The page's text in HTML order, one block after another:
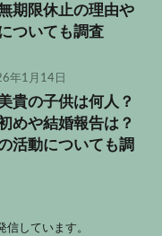
期限休止の理由や
ついても調査
年1月14日
貴の子供は何人？
めや結婚報告は？
活動についても調
しています。